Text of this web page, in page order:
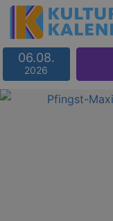
06.08.
2026